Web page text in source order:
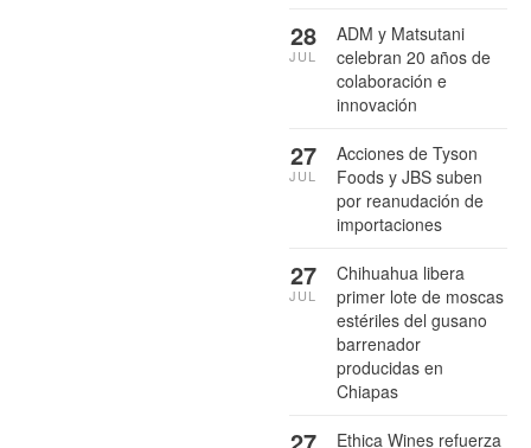
ADM y Matsutani
celebran 20 años de
colaboración e
innovación
28
JUL
Acciones de Tyson
Foods y JBS suben
por reanudación de
importaciones
27
JUL
Chihuahua libera
primer lote de moscas
estériles del gusano
barrenador
producidas en
Chiapas
27
JUL
Ethica Wines refuerza